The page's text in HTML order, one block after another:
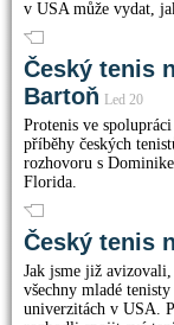
v USA může vydat,
Český tenis
Bartoň Led 20
Protenis ve
příběhy českých
rozhovoru s
Florida.
Český tenis
Jak jsme již
všechny mladé
univerzitách v USA.